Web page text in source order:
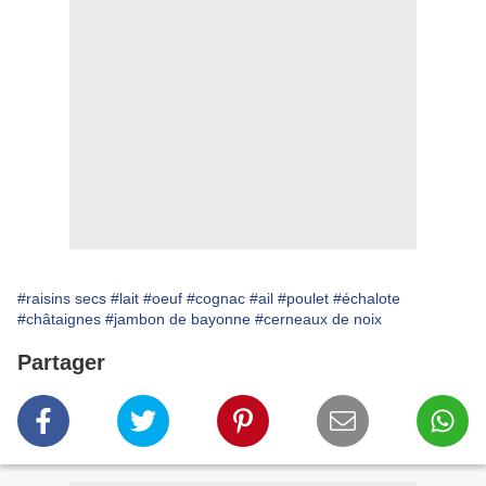
#raisins secs #lait #oeuf #cognac #ail #poulet #échalote
#châtaignes #jambon de bayonne #cerneaux de noix
Partager